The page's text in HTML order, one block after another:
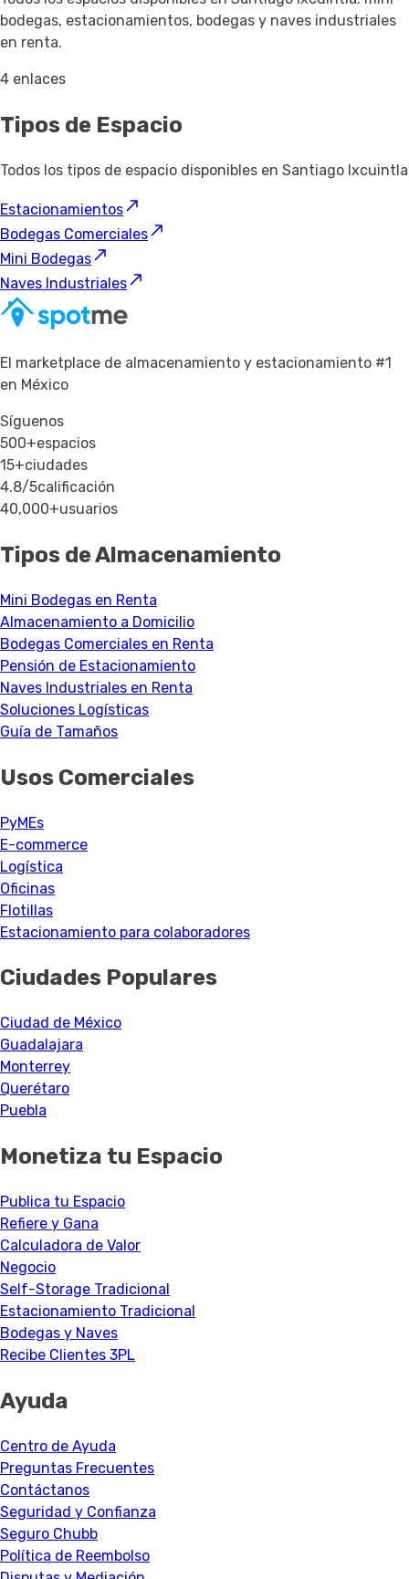
bodegas, estacionamientos, bodegas y naves industriales
en renta.
4 enlaces
Tipos de Espacio
Todos los tipos de espacio disponibles en Santiago Ixcuintla
Estacionamientos
Bodegas Comerciales
Mini Bodegas
Naves Industriales
El marketplace de almacenamiento y estacionamiento #1
en México
Síguenos
500+espacios
15+ciudades
4.8/5calificación
40,000+usuarios
Tipos de Almacenamiento
Mini Bodegas en Renta
Almacenamiento a Domicilio
Bodegas Comerciales en Renta
Pensión de Estacionamiento
Naves Industriales en Renta
Soluciones Logísticas
Guía de Tamaños
Usos Comerciales
PyMEs
E-commerce
Logística
Oficinas
Flotillas
Estacionamiento para colaboradores
Ciudades Populares
Ciudad de México
Guadalajara
Monterrey
Querétaro
Puebla
Monetiza tu Espacio
Publica tu Espacio
Refiere y Gana
Calculadora de Valor
Negocio
Self-Storage Tradicional
Estacionamiento Tradicional
Bodegas y Naves
Recibe Clientes 3PL
Ayuda
Centro de Ayuda
Preguntas Frecuentes
Contáctanos
Seguridad y Confianza
Seguro Chubb
Política de Reembolso